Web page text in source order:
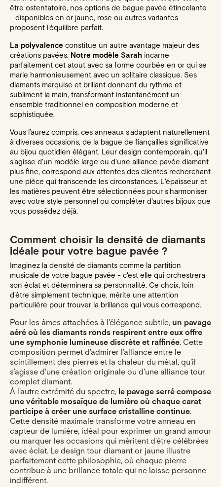
être ostentatoire, nos options de bague pavée étincelante
- disponibles en or jaune, rose ou autres variantes -
proposent l'équilibre parfait.
La polyvalence constitue un autre avantage majeur des
créations pavées. Notre modèle Sarah incarne
parfaitement cet atout avec sa forme courbée en or qui se
marie harmonieusement avec un solitaire classique. Ses
diamants marquise et brillant donnent du rythme et
subliment la main, transformant instantanément un
ensemble traditionnel en composition moderne et
sophistiquée.
Vous l’aurez compris, ces anneaux s'adaptent naturellement
à diverses occasions, de la bague de fiançailles significative
au bijou quotidien élégant. Leur design contemporain, qu'il
s'agisse d'un modèle large ou d'une alliance pavée diamant
plus fine, correspond aux attentes des clientes recherchant
une pièce qui transcende les circonstances. L'épaisseur et
les matières peuvent être sélectionnées pour s'harmoniser
avec votre style personnel ou compléter d'autres bijoux que
vous possédez déjà.
Comment choisir la densité de diamants
idéale pour votre bague pavée ?
Imaginez la densité de diamants comme la partition
musicale de votre bague pavée - c'est elle qui orchestrera
son éclat et déterminera sa personnalité. Ce choix, loin
d'être simplement technique, mérite une attention
particulière pour trouver la brillance qui vous correspond.
Pour les âmes attachées à l'élégance subtile, un pavage
aéré où les diamants ronds respirent entre eux offre
une symphonie lumineuse discrète et raffinée. Cette
composition permet d'admirer l'alliance entre le
scintillement des pierres et la chaleur du métal, qu'il
s'agisse d'une création originale ou d'une alliance tour
complet diamant.
À l'autre extrémité du spectre, le pavage serré compose
une véritable mosaïque de lumière où chaque carat
participe à créer une surface cristalline continue.
Cette densité maximale transforme votre anneau en
capteur de lumière, idéal pour exprimer un grand amour
ou marquer les occasions qui méritent d'être célébrées
avec éclat. Le design tour diamant or jaune illustre
parfaitement cette philosophie, où chaque pierre
contribue à une brillance totale qui ne laisse personne
indifférent.